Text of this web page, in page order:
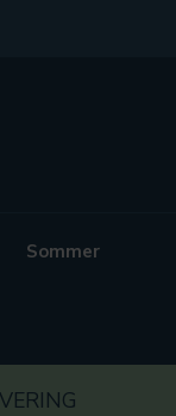
Sommer